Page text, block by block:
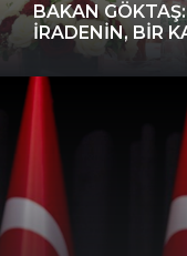
BAKAN
IRADENIN, BIR